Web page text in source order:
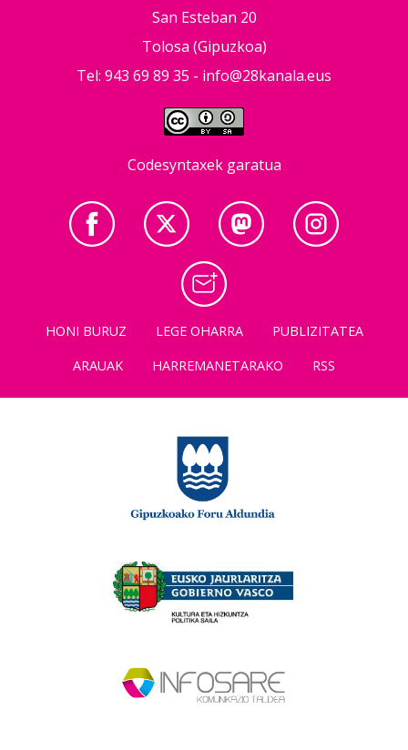
San Esteban 20
Tolosa (Gipuzkoa)
Tel: 943 69 89 35 - info@28kanala.eus
Codesyntaxek garatua
HONI BURUZ LEGE OHARRA
PUBLIZITATEA
ARAUAK
HARREMANETARAKO RSS